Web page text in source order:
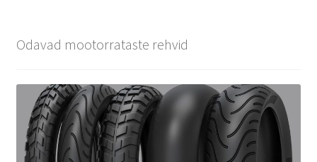
Odavad mootorrataste rehvid